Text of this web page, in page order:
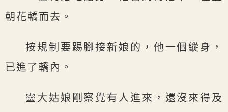
朝花轎而去。
按規制要踢腳接新娘的，他一個縱身，
已進了轎內。
靈大姑娘剛察覺有人進來，還沒來得及